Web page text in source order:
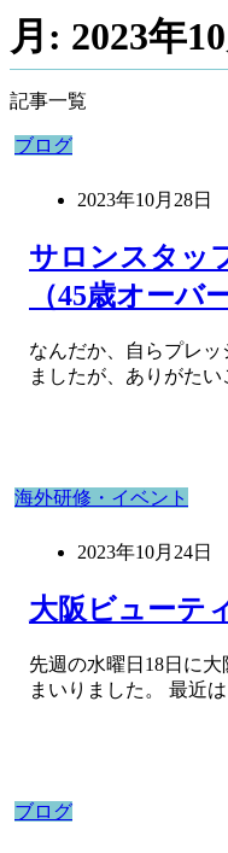
月: 2023年10
記事一覧
ブログ
2023年10月28日
サロンスタッ
（45歳オーバ
なんだか、自らプレ
ましたが、ありがたい
海外研修・イベント
2023年10月24日
大阪ビューテ
先週の水曜日18日に
まいりました。 最近
ブログ